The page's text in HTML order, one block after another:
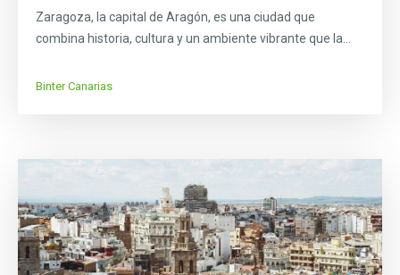
Zaragoza, la capital de Aragón, es una ciudad que
combina historia, cultura y un ambiente vibrante que la...
Binter Canarias